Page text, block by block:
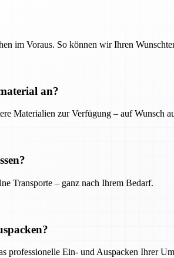
im Voraus. So können wir Ihren
an?
Materialien zur Verfügung – auf Wunsch
Transporte – ganz nach Ihrem Bedarf.
professionelle Ein- und Auspacken Ihrer